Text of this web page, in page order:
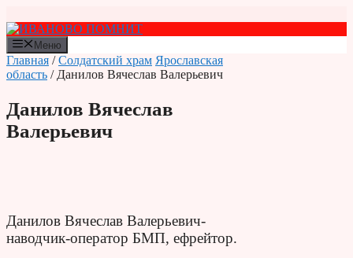
к
содержимому
Меню
Главная /Солдатский храм Ярославская
область / Данилов Вячеслав Валерьевич
Данилов Вячеслав
Валерьевич
Данилов Вячеслав Валерьевич-
наводчик-оператор БМП, ефрейтор.